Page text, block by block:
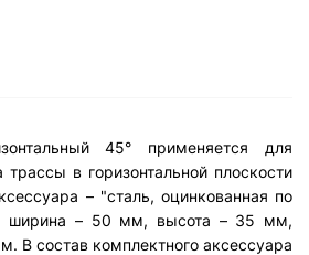
45° применяется для
трассы в горизонтальной плоскости
– "сталь, оцинкованная по
ширина – 50 мм, высота – 35 мм,
В состав комплектного аксессуара